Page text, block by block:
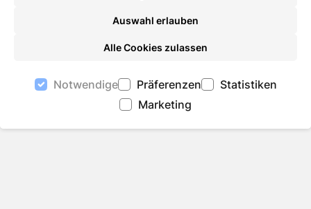
Auswahl erlauben
Alle Cookies zulassen
Notwendige Präferenzen
Statistiken
Marketing